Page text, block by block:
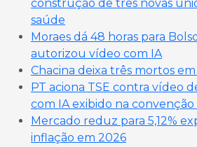
construção de três novas
saúde
Moraes dá 48 horas para
autorizou vídeo com IA
Chacina deixa três mortos
PT aciona TSE contra vídeo
com IA exibido na convenção
Mercado reduz para 5,12%
inflação em 2026